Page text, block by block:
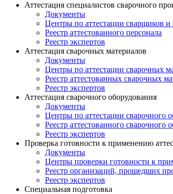
Аттестация специалистов сварочного
Документы
Центры по аттестации сварщиков
Реестр аттестованного персонала
Реестр экспертов
Аттестация сварочных материалов
Документы
Центры по аттестации сварочных
Реестр аттестованных сварочных
Реестр экспертов
Аттестация сварочного оборудования
Документы
Центры по аттестации
Реестр аттестованного сварочного
Реестр экспертов
Проверка готовности к применению
Документы
Центры проверки готовности к
Реестр организаций, прошедших
Реестр экспертов
Специальная подготовка